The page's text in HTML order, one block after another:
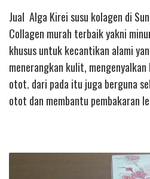
Jual Alga Kirei susu kolagen di
Collagen murah terbaik yakni
khusus untuk kecantikan alami
menerangkan kulit,
otot. dari pada itu juga berguna
otot dan membantu pembakaran